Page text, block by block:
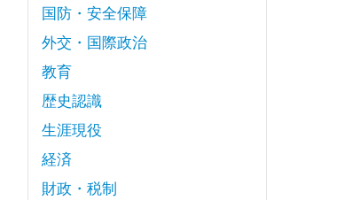
国防・安全保障
外交・国際政治
教育
歴史認識
生涯現役
経済
財政・税制